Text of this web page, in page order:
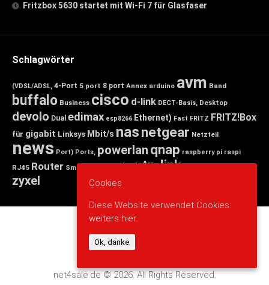
Fritzbox 5630 startet mit Wi-Fi 7 für Glasfaser
Schlagwörter
(VDSL/ADSL, 4-Port 5 port 8 port Annex arduino avm Band
buffalo Business cisco d-link DECT-Basis, Desktop
devolo Dual edimax esp8266 Ethernet) Fast FRITZ FRITZ!Box
für gigabit Linksys Mbit/s nasnetgear Netzteil
news Port) Ports, powerlan qnap raspberry pi raspi
RJ45 Router Small switchtp-link wlan
zyxel
net4sale.de © 2026. All Rights Reserved.
Cookies
Diese Website verwendet Cookies:
weiters hier.
Ok, danke